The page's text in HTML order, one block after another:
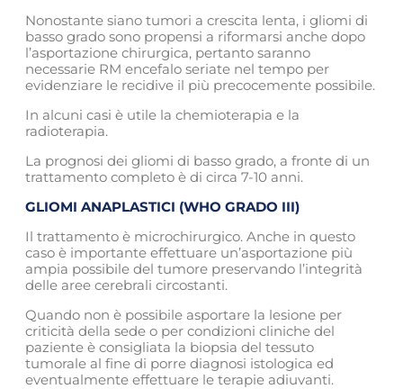
Nonostante siano tumori a crescita lenta, i gliomi di
basso grado sono propensi a riformarsi anche dopo
l’asportazione chirurgica, pertanto saranno
necessarie RM encefalo seriate nel tempo per
evidenziare le recidive il più precocemente possibile.
In alcuni casi è utile la chemioterapia e la
radioterapia.
La prognosi dei gliomi di basso grado, a fronte di un
trattamento completo è di circa 7-10 anni.
GLIOMI ANAPLASTICI (WHO GRADO III)
Il trattamento è microchirurgico. Anche in questo
caso è importante effettuare un’asportazione più
ampia possibile del tumore preservando l’integrità
delle aree cerebrali circostanti.
Quando non è possibile asportare la lesione per
criticità della sede o per condizioni cliniche del
paziente è consigliata la biopsia del tessuto
tumorale al fine di porre diagnosi istologica ed
eventualmente effettuare le terapie adiuvanti.